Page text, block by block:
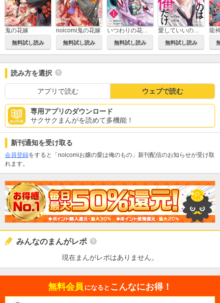
鬼の花嫁
無料試し読み
noicomi鬼の花嫁
無料試し読み 無料試し読み 無料試し読み
読み方を選択
アプリで読む ウェブで読む
専用アプリのダウンロード
サクサクまんがを読めて多機能！
新刊通知を受け取る
会員登録をすると「noicomiお嬢の愛は俺のもの」新刊配信のお知らせが受け取
れます。
みんなのまんがレポ
現在まんがレポはありません。
無料会員 になると こんなにお得！